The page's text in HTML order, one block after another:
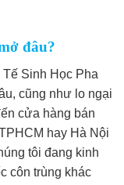
ở đâu?
Sinh Học Pha
cũng như lo ngại
cửa hàng bán
hay Hà Nội
tôi đang kinh
côn trùng khác